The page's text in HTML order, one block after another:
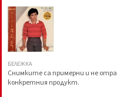
БЕЛЕЖКА
Снимките са примерни и не
конкретния продукт.